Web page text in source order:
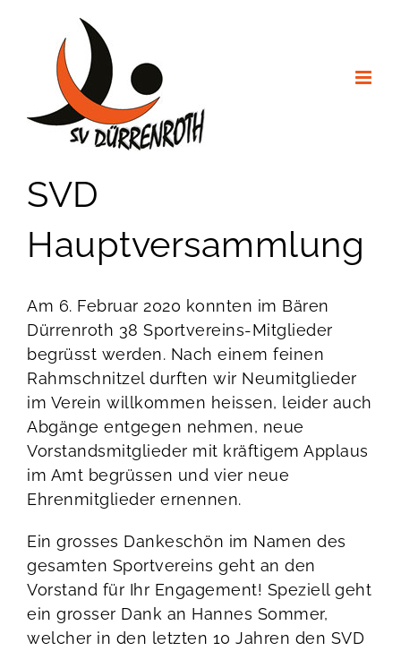
springen
SVD
Hauptversammlung
Am 6. Februar 2020 konnten im Bären
Dürrenroth 38 Sportvereins-Mitglieder
begrüsst werden. Nach einem feinen
Rahmschnitzel durften wir Neumitglieder
im Verein willkommen heissen, leider auch
Abgänge entgegen nehmen, neue
Vorstandsmitglieder mit kräftigem Applaus
im Amt begrüssen und vier neue
Ehrenmitglieder ernennen.
Ein grosses Dankeschön im Namen des
gesamten Sportvereins geht an den
Vorstand für Ihr Engagement! Speziell geht
ein grosser Dank an Hannes Sommer,
welcher in den letzten 10 Jahren den SVD